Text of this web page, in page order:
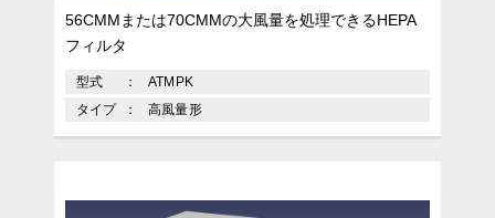
56CMMまたは70CMMの大風量を処理できるHEPA
フィルタ
型式
ATMPK
タイプ
高風量形